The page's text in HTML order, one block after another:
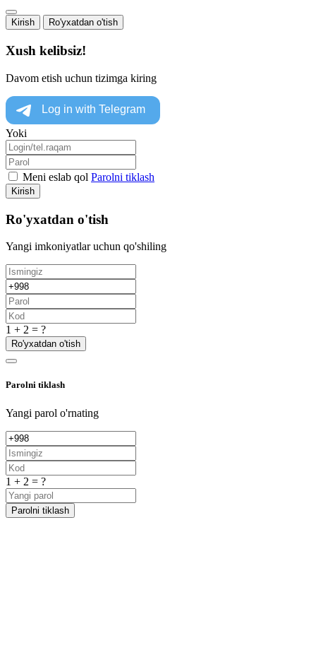
Kirish Ro'yxatdan o'tish
Xush kelibsiz!
Davom etish uchun tizimga kiring
Yoki
Meni eslab qol Parolni tiklash
Kirish
Ro'yxatdan o'tish
Yangi imkoniyatlar uchun qo'shiling
1 + 2 = ?
Ro'yxatdan o'tish
Parolni tiklash
Yangi parol o'rnating
1 + 2 = ?
Parolni tiklash